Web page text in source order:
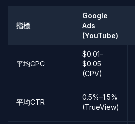
指標
Google
Ads
(YouTube)
平均CPC
$0.01–
$0.05
(CPV)
平均CTR
0.5%–1.5%
(TrueView)